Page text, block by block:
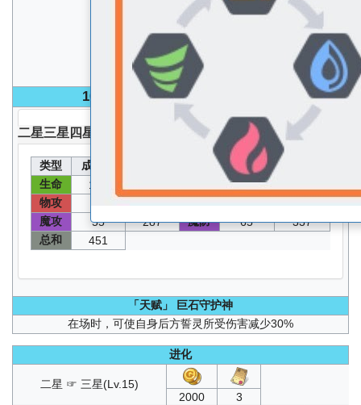
魔攻
C+
100 级 无圣器无核心无能源分配能力值
二星三星 四星
类型 成长值 成长值
生命
110 30
物攻
367 物防 120
612
魔攻
55 287 魔防 65
337
总和
451
「天赋」
巨石守护神
在场时，可使自身后方誓灵所受伤害减少30%
进化
二星 ☞ 三星(Lv.15)
2000
3